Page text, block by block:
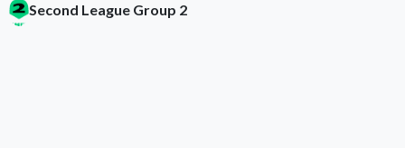
Second League Group 2